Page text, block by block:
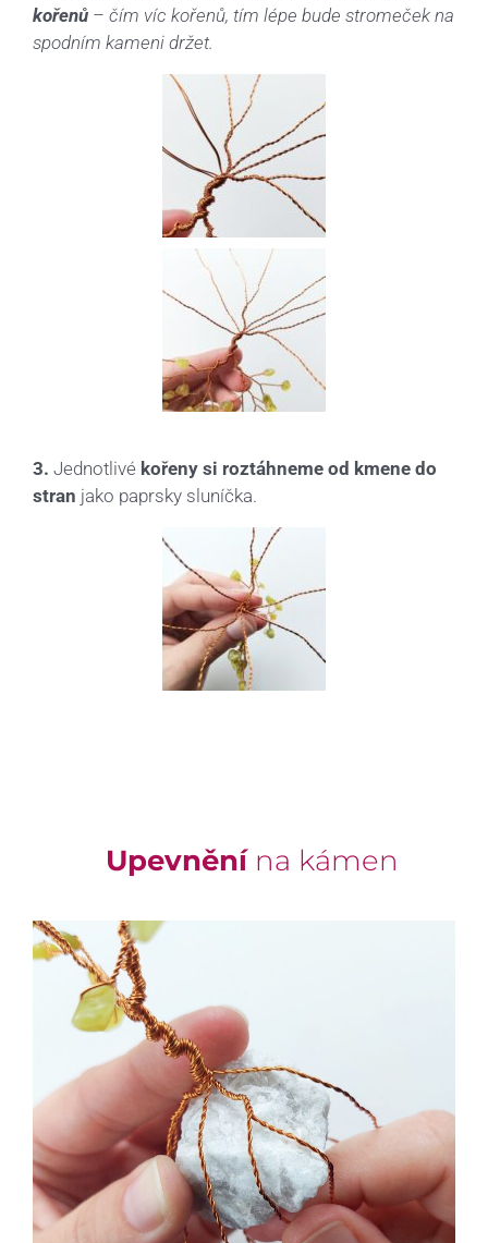
kořenů – čím víc kořenů, tím lépe bude stromeček na
spodním kameni držet.
3. Jednotlivé kořeny si roztáhneme od kmene do
stran jako paprsky sluníčka.
Upevnění na kámen